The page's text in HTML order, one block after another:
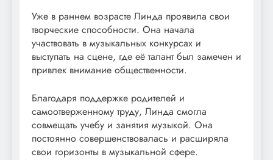
Уже в раннем возрасте Линда проявила свои
творческие способности. Она начала
участвовать в музыкальных конкурсах и
выступать на сцене, где её талант был замечен и
привлек внимание общественности.
Благодаря поддержке родителей и
самоотверженному труду, Линда смогла
совмещать учебу и занятия музыкой. Она
постоянно совершенствовалась и расширяла
свои горизонты в музыкальной сфере.